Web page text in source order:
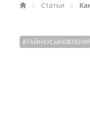
Статьи
#